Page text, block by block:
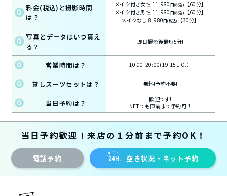
料金(税込)と撮影時間
は？
メイク付き女性 11,980 円(税込)
【60分】
メイク付き男性 11,980 円(税込)
【60分】
メイクなし 8,980円(税込) 【30分】
写真とデータはいつ貰え
る？
即日撮影後最短5分!
営業時間は？ 10:00-20:00(19:15L.O.）
貸しスーツセットは？ 無料!予約不要!
当日予約は？
歓迎です!
NETでも直前まで予約可！
当日予約歓迎！来店の１分前まで予約OK！
電話予約 空き状況・ネット予約